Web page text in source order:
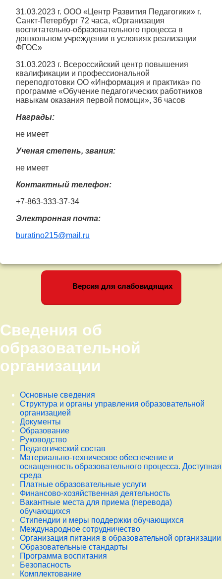
31.03.2023 г. ООО «Центр Развития Педагогики» г.
Санкт-Петербург 72 часа, «Организация
воспитательно-образовательного процесса в
дошкольном учреждении в условиях реализации
ФГОС»
31.03.2023 г. Всероссийский центр повышения
квалификации и профессиональной
переподготовки ОО «Информация и практика» по
программе «Обучение педагогических работников
навыкам оказания первой помощи», 36 часов
Награды:
не имеет
Ученая степень, звания:
не имеет
Контактный телефон:
+7-863-333-37-34
Электронная почта:
buratino215@mail.ru
Версия для слабовидящих
Сведения об
образовательной
организации
Основные сведения
Структура и органы управления образовательной
организацией
Документы
Образование
Руководство
Педагогический состав
Материально-техническое обеспечение и
оснащенность образовательного процесса. Доступная
среда
Платные образовательные услуги
Финансово-хозяйственная деятельность
Вакантные места для приема (перевода)
обучающихся
Стипендии и меры поддержки обучающихся
Международное сотрудничество
Организация питания в образовательной организации
Образовательные стандарты
Программа воспитания
Безопасность
Комплектование